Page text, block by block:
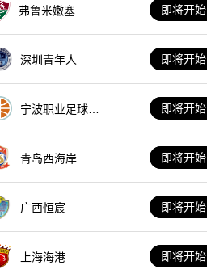
弗鲁米嫩塞 即将开始
深圳青年人 即将开始
宁波职业足球俱
即将开始
青岛西海岸 即将开始
广西恒宸 即将开始
上海海港 即将开始